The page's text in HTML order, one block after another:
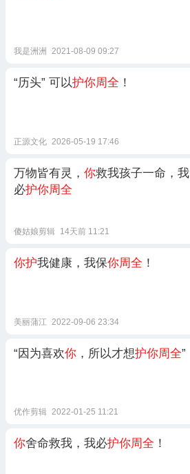
我是洲洲 2021-08-09 09:27
“历头” 可以护你周全 ！
正源文化 2026-05-19 17:46
万物皆有灵， 你救我孩子一命，我
必护你周全
傻姑娘剪辑 14天前 11:21
你护我健康，我保你周全 ！
美丽蒲江 2022-09-06 23:34
“因为喜欢你 ，所以才想护你周全”
优作剪辑 2022-01-25 11:21
你舍命救我，我必护你周全 ！